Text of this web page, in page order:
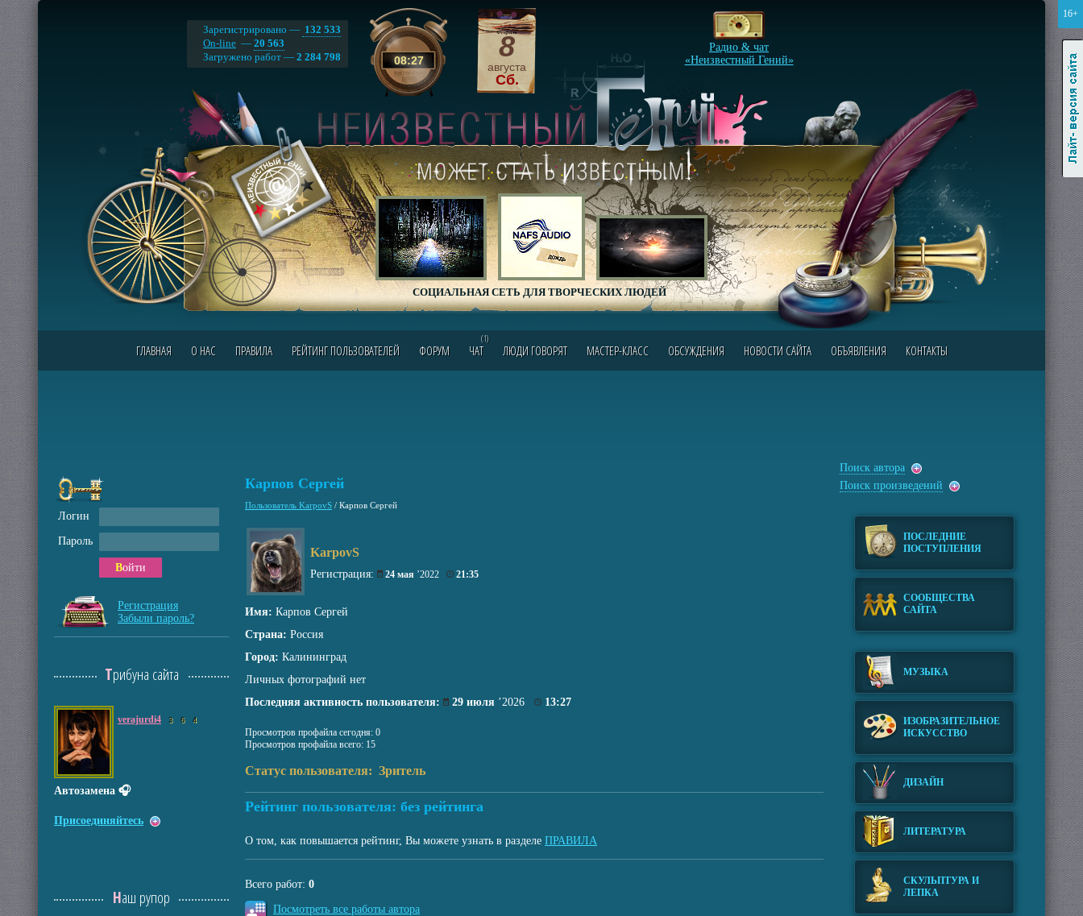
16+
08:27
Зарегистрировано — 132 533
On-line — 20 563
Загружено работ — 2 284 798 8
августа
Сб.
СОЦИАЛЬНАЯ СЕТЬ ДЛЯ ТВОРЧЕСКИХ ЛЮДЕЙ
Радио & чат
«Неизвестный Гений»
ГЛАВНАЯ О НАС ПРАВИЛА РЕЙТИНГ ПОЛЬЗОВАТЕЛЕЙ ФОРУМ ЧАТ
(1)
ЛЮДИ ГОВОРЯТ МАСТЕР-КЛАСС ОБСУЖДЕНИЯ НОВОСТИ САЙТА ОБЪЯВЛЕНИЯ КОНТАКТЫ
Карпов Сергей
Пользователь KarpovS / Карпов Сергей
KarpovS
Регистрация: 24 мая ’2022 21:35
Имя: Карпов Сергей
Страна: Россия
Город: Калининград
Личных фотографий нет
Последняя активность пользователя:
29 июля ’2026 13:27
Просмотров профайла сегодня: 0
Просмотров профайла всего: 15
Статус пользователя: Зритель
Рейтинг пользователя: без рейтинга
О том, как повышается рейтинг, Вы можете узнать в разделе ПРАВИЛА
Всего работ: 0
Посмотреть все работы автора
Логин
Пароль
Войти
Регистрация
Забыли пароль?
Трибуна сайта
verajurdi4 3 6 4
Автозамена 🎧
Присоединяйтесь
Наш рупор
Поиск автора
Поиск произведений
ПОСЛЕДНИЕ
ПОСТУПЛЕНИЯ
СООБЩЕСТВА
САЙТА
МУЗЫКА
ИЗОБРАЗИТЕЛЬНОЕ
ИСКУССТВО
ДИЗАЙН
ЛИТЕРАТУРА
СКУЛЬПТУРА И
ЛЕПКА